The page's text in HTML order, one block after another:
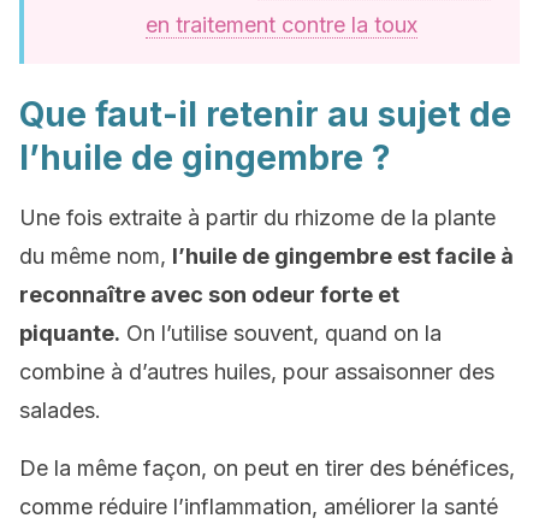
en traitement contre la toux
Que faut-il retenir au sujet de
l’huile de gingembre ?
Une fois extraite à partir du rhizome de la plante
du même nom, l’huile de gingembre est facile à
reconnaître avec son odeur forte et
piquante. On l’utilise souvent, quand on la
combine à d’autres huiles, pour assaisonner des
salades.
De la même façon, on peut en tirer des bénéfices,
comme réduire l’inflammation, améliorer la santé